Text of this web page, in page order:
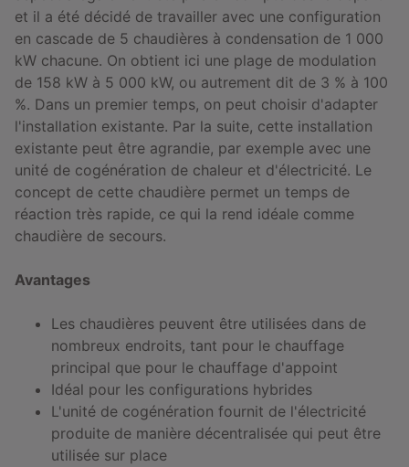
et il a été décidé de travailler avec une configuration
en cascade de 5 chaudières à condensation de 1 000
kW chacune. On obtient ici une plage de modulation
de 158 kW à 5 000 kW, ou autrement dit de 3 % à 100
%. Dans un premier temps, on peut choisir d'adapter
l'installation existante. Par la suite, cette installation
existante peut être agrandie, par exemple avec une
unité de cogénération de chaleur et d'électricité. Le
concept de cette chaudière permet un temps de
réaction très rapide, ce qui la rend idéale comme
chaudière de secours.
Avantages
Les chaudières peuvent être utilisées dans de
nombreux endroits, tant pour le chauffage
principal que pour le chauffage d'appoint
Idéal pour les configurations hybrides
L'unité de cogénération fournit de l'électricité
produite de manière décentralisée qui peut être
utilisée sur place